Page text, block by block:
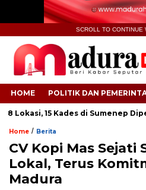
SCROLL TO CONTINUE
HOME POLITIK DAN
15 Kades di Sumenep
Home / Berita
CV Kopi Mas Sejati
Lokal, Terus
Madura
.